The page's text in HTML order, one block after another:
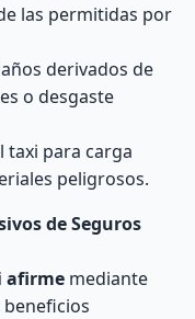
las permitidas por
derivados de
o desgaste
taxi para carga
peligrosos.
de Seguros
afirme mediante